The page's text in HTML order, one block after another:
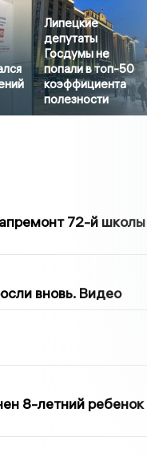
Липецкие
депутаты
Госдумы не
попали в топ-50
коэффициента
полезности
72-й школы
вновь. Видео
8-летний ребенок